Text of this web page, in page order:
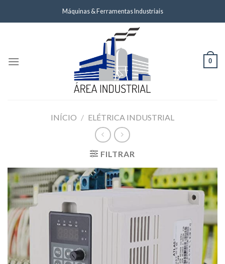
Máquinas & Ferramentas Industriais
0
INÍCIO / ELÉTRICA INDUSTRIAL
FILTRAR